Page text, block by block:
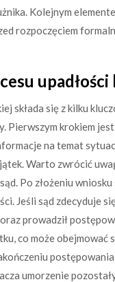
Kolejnym
rozpoczęciem
składa się z kilku
Pierwszym krokiem
na temat
Warto zwrócić
Po złożeniu
Jeśli sąd zdecyduje
oraz prowadził
co może
umorzenie